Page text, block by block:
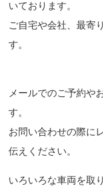
いております。
ご自宅や会社、最寄
す。
メールでのご予約や
す。
お問い合わせの際に
伝えください。
いろいろな車両を取